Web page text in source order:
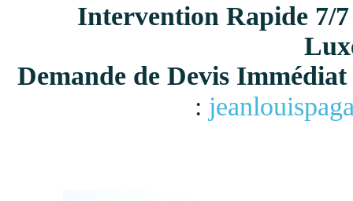
Intervention Rapide 7/
Demande de Devis
: